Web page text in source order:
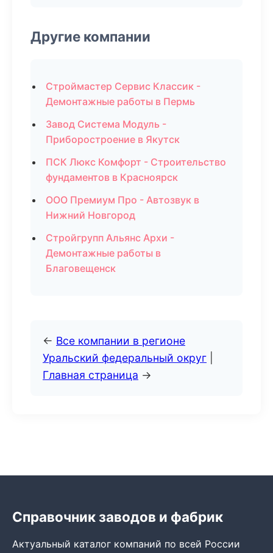
Другие компании
Строймастер Сервис Классик -
Демонтажные работы в Пермь
Завод Система Модуль -
Приборостроение в Якутск
ПСК Люкс Комфорт - Строительство
фундаментов в Красноярск
ООО Премиум Про - Автозвук в
Нижний Новгород
Стройгрупп Альянс Архи -
Демонтажные работы в
Благовещенск
← Все компании в регионе
Уральский федеральный округ
Главная страница →
Справочник заводов и фабрик
Актуальный каталог компаний по всей России